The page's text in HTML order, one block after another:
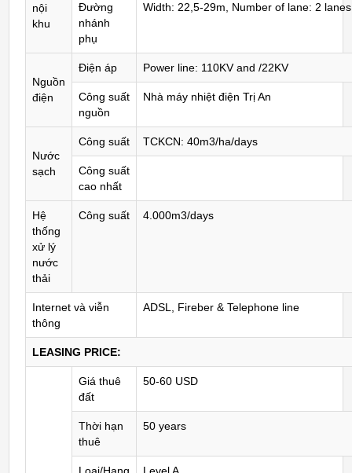
nội
khu
Đường
nhánh
phụ
Width: 22,5-29m, Number of lane: 2 lanes
Nguồn
điện
Điện áp Power line: 110KV and /22KV
Công suất
nguồn
Nhà máy nhiệt điện Trị An
Nước
sạch
Công suất TCKCN: 40m3/ha/days
Công suất
cao nhất
Hệ
thống
xử lý
nước
thải
Công suất 4.000m3/days
Internet và viễn
thông
ADSL, Fireber & Telephone line
LEASING PRICE:
Giá thuê
đất
50-60 USD
Thời hạn
thuê
50 years